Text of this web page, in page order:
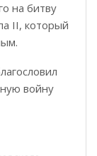
на битву
II, который
войну